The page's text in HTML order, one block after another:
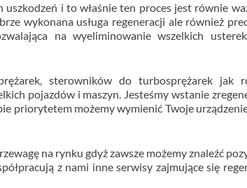
i to właśnie ten proces jest równie
wykonana usługa regeneracji ale również
na wyeliminowanie wszelkich
sterowników do turbosprężarek jak
pojazdów i maszyn. Jesteśmy wstanie
priorytetem możemy wymienić Twoje
na rynku gdyż zawsze możemy znaleźć
z nami inne serwisy zajmujące się